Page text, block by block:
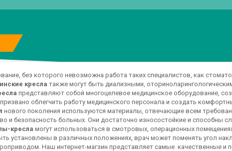
без которого невозможна работа таких специалистов, как
кресла также могут быть диализными,
представляют собой многоцелевое медицинское оборудование,
облегчить работу медицинского персонала и создать
нового поколения используются материалы, отвечающие всем
и безопасность больных. Они достаточно износостойкие и способны
кресла могут использоваться в смотровых, операционных
установлены в различных положениях, врач может поменять угол
Наш интернет-магзин представляет самые качественные и